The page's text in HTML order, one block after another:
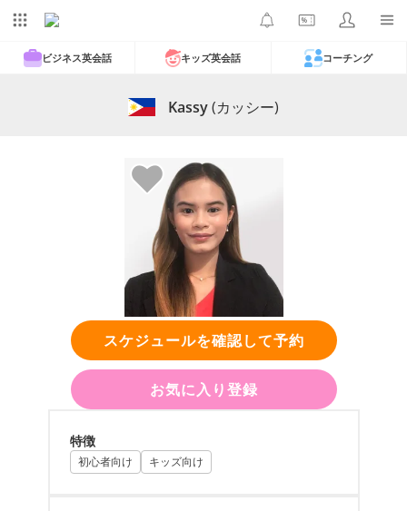
ビジネス英会話 キッズ英会話 コーチング
Kassy(カッシー)
スケジュールを確認して予約
お気に入り登録
特徴
初心者向け キッズ向け